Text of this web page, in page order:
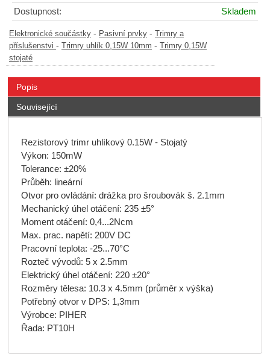
Dostupnost:
Skladem
Elektronické součástky - Pasivní prvky -
Trimry a
příslušenstvi - Trimry uhlík 0,15W 10mm -
Trimry 0,15W
stojaté
Popis
Související
Rezistorový trimr uhlíkový 0.15W - Stojatý
Výkon: 150mW
Tolerance: ±20%
Průběh: lineární
Otvor pro ovládání: drážka pro šroubovák š. 2.1mm
Mechanický úhel otáčení: 235 ±5°
Moment otáčení: 0,4...2Ncm
Max. prac. napětí: 200V DC
Pracovní teplota: -25...70°C
Rozteč vývodů: 5 x 2.5mm
Elektrický úhel otáčení: 220 ±20°
Rozměry tělesa: 10.3 x 4.5mm (průměr x výška)
Potřebný otvor v DPS: 1,3mm
Výrobce: PIHER
Řada: PT10H